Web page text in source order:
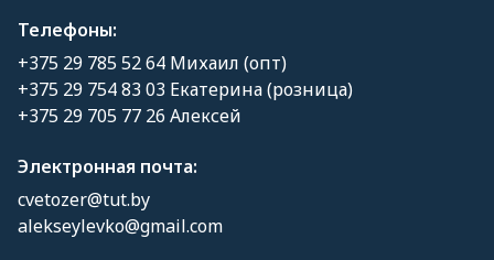
Телефоны:
+375 29 785 52 64 Михаил (опт)
+375 29 754 83 03 Екатерина (розница)
+375 29 705 77 26 Алексей
Электронная почта:
cvetozer@tut.by
alekseylevko@gmail.com